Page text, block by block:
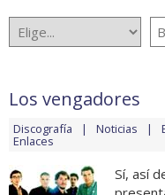
Los vengadores
Discografía Noticias
Enlaces
Sí, así